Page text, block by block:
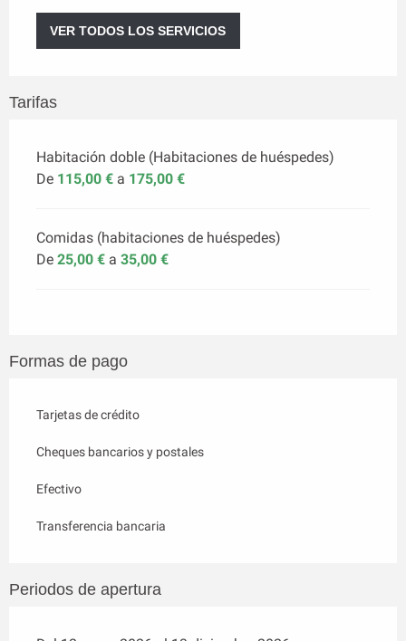
VER TODOS LOS SERVICIOS
Tarifas
Habitación doble (Habitaciones de huéspedes)
De 115,00 € a 175,00 €
Comidas (habitaciones de huéspedes)
De 25,00 € a 35,00 €
Formas de pago
Tarjetas de crédito
Cheques bancarios y postales
Efectivo
Transferencia bancaria
Periodos de apertura